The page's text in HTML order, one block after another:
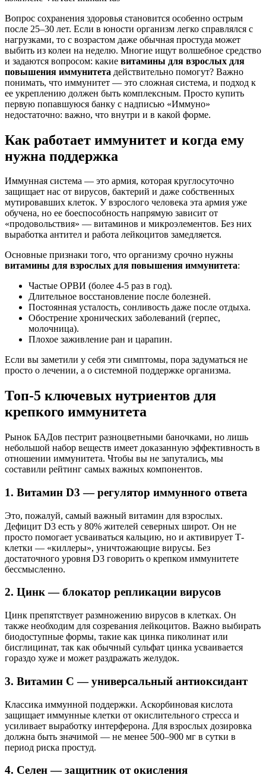
Вопрос сохранения здоровья становится особенно острым
после 25–30 лет. Если в юности организм легко справлялся с
нагрузками, то с возрастом даже обычная простуда может
выбить из колеи на неделю. Многие ищут волшебное средство
и задаются вопросом: какие витамины для взрослых для
повышения иммунитета действительно помогут? Важно
понимать, что иммунитет — это сложная система, и подход к
ее укреплению должен быть комплексным. Просто купить
первую попавшуюся банку с надписью «Иммуно»
недостаточно: важно, что внутри и в какой форме.
Как работает иммунитет и когда ему
нужна поддержка
Иммунная система — это армия, которая круглосуточно
защищает нас от вирусов, бактерий и даже собственных
мутировавших клеток. У взрослого человека эта армия уже
обучена, но ее боеспособность напрямую зависит от
«продовольствия» — витаминов и микроэлементов. Без них
выработка антител и работа лейкоцитов замедляется.
Основные признаки того, что организму срочно нужны
витамины для взрослых для повышения иммунитета:
Частые ОРВИ (более 4-5 раз в год).
Длительное восстановление после болезней.
Постоянная усталость, сонливость даже после отдыха.
Обострение хронических заболеваний (герпес,
молочница).
Плохое заживление ран и царапин.
Если вы заметили у себя эти симптомы, пора задуматься не
просто о лечении, а о системной поддержке организма.
Топ-5 ключевых нутриентов для
крепкого иммунитета
Рынок БАДов пестрит разноцветными баночками, но лишь
небольшой набор веществ имеет доказанную эффективность в
отношении иммунитета. Чтобы вы не запутались, мы
составили рейтинг самых важных компонентов.
1. Витамин D3 — регулятор иммунного ответа
Это, пожалуй, самый важный витамин для взрослых.
Дефицит D3 есть у 80% жителей северных широт. Он не
просто помогает усваиваться кальцию, но и активирует Т-
клетки — «киллеры», уничтожающие вирусы. Без
достаточного уровня D3 говорить о крепком иммунитете
бессмысленно.
2. Цинк — блокатор репликации вирусов
Цинк препятствует размножению вирусов в клетках. Он
также необходим для созревания лейкоцитов. Важно выбирать
биодоступные формы, такие как цинка пиколинат или
бисглицинат, так как обычный сульфат цинка усваивается
гораздо хуже и может раздражать желудок.
3. Витамин С — универсальный антиоксидант
Классика иммунной поддержки. Аскорбиновая кислота
защищает иммунные клетки от окислительного стресса и
усиливает выработку интерферона. Для взрослых дозировка
должна быть значимой — не менее 500–900 мг в сутки в
период риска простуд.
4. Селен — защитник от окисления